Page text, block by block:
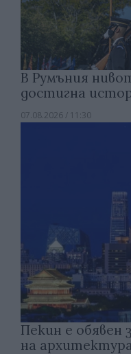
В Румъния
достигна
07.08.2026 / 11:30
Пекин е обявен
на